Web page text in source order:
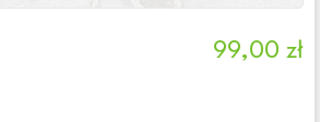
99,00 zł